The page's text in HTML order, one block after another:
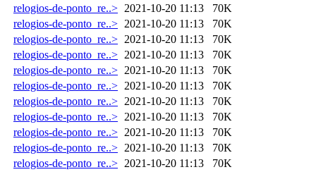
relogios-de-ponto_re..> 2021-10-20 11:13
70K
relogios-de-ponto_re..> 2021-10-20 11:13
70K
relogios-de-ponto_re..> 2021-10-20 11:13
70K
relogios-de-ponto_re..> 2021-10-20 11:13
70K
relogios-de-ponto_re..> 2021-10-20 11:13
70K
relogios-de-ponto_re..> 2021-10-20 11:13
70K
relogios-de-ponto_re..> 2021-10-20 11:13
70K
relogios-de-ponto_re..> 2021-10-20 11:13
70K
relogios-de-ponto_re..> 2021-10-20 11:13
70K
relogios-de-ponto_re..> 2021-10-20 11:13
70K
relogios-de-ponto_re..> 2021-10-20 11:13
70K